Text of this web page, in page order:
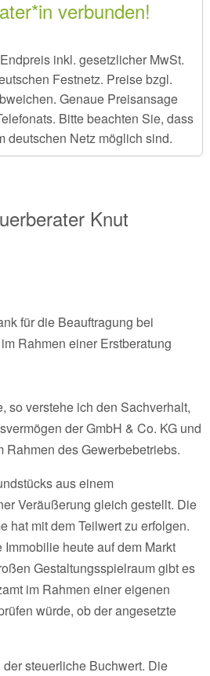
verbunden!
inkl. gesetzlicher MwSt.
Festnetz. Preise bzgl.
Genaue Preisansage
Bitte beachten Sie, dass
deutschen Netz möglich sind.
Knut
für die Beauftragung bei
Rahmen einer Erstberatung
so verstehe ich den Sachverhalt,
der GmbH & Co. KG und
Rahmen des Gewerbebetriebs.
aus einem
Veräußerung gleich gestellt. Die
hat mit dem Teilwert zu erfolgen.
heute auf dem Markt
Gestaltungsspielraum gibt es
im Rahmen einer eigenen
würde, ob der angesetzte
steuerliche Buchwert. Die